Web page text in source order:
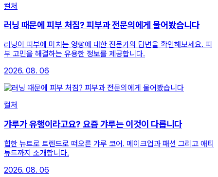
컬처
러닝 때문에 피부 처짐? 피부과 전문의에게 물어봤습니다
러닝이 피부에 미치는 영향에 대한 전문가의 답변을 확인해보세요. 피
부 고민을 해결하는 유용한 정보를 제공합니다.
2026. 08. 06
컬처
갸루가 유행이라고요? 요즘 갸루는 이것이 다릅니다
힙한 뉴트로 트렌드로 떠오른 갸루 코어. 메이크업과 패션 그리고 애티
튜드까지 소개합니다.
2026. 08. 06